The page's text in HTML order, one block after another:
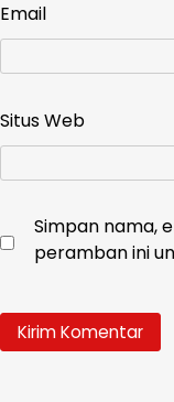
Email
Situs Web
Simpan nama,
peramban ini